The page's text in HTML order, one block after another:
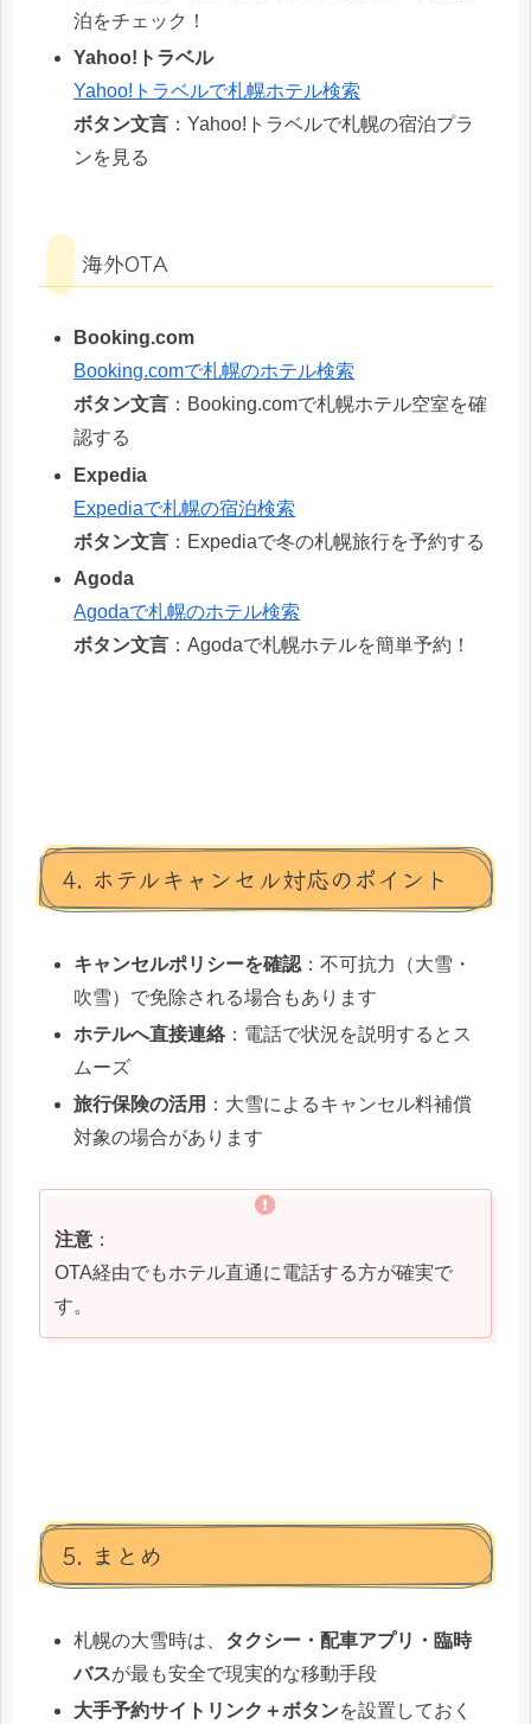
泊をチェック！
Yahoo!トラベル
Yahoo!トラベルで札幌ホテル検索
ボタン文言 ：Yahoo!トラベルで札幌の宿泊プラ
ンを見る
海外OTA
Booking.com
Booking.comで札幌のホテル検索
ボタン文言 ：Booking.comで札幌ホテル空室を確
認する
Expedia
Expediaで札幌の宿泊検索
ボタン文言 ：Expediaで冬の札幌旅行を予約する
Agoda
Agodaで札幌のホテル検索
ボタン文言 ：Agodaで札幌ホテルを簡単予約！
4. ホテルキャンセル対応のポイント
キャンセルポリシーを確認 ：不可抗力（大雪・
吹雪）で免除される場合もあります
ホテルへ直接連絡 ：電話で状況を説明するとス
ムーズ
旅行保険の活用 ：大雪によるキャンセル料補償
対象の場合があります
注意 ：
OTA経由でもホテル直通に電話する方が確実で
す。
5. まとめ
札幌の大雪時は、 タクシー・配車アプリ・臨時
バスが最も安全で現実的な移動手段
大手予約サイトリンク＋ボタンを設置しておく